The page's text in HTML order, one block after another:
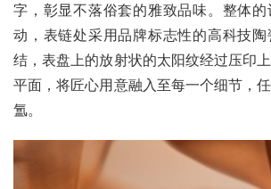
字，彰显不落俗套的雅致品味。整体的
动，表链处采用品牌标志性的高科技
结，表盘上的放射状的太阳纹经过压印
平面，将匠心用意融入至每一个细节，
氲。